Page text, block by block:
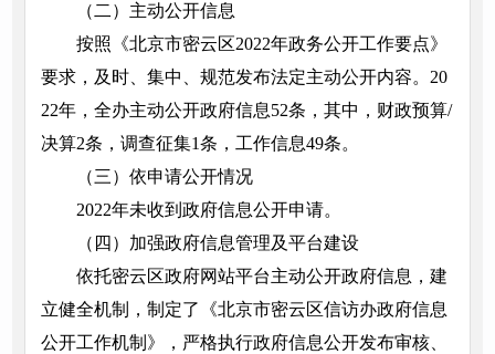
（二）主动公开信息
按照《北京市密云区2022年政务公开工作要点》
要求，及时、集中、规范发布法定主动公开内容。20
22年，全办主动公开政府信息52条，其中，财政预算/
决算2条，调查征集1条，工作信息49条。
（三）依申请公开情况
2022年未收到政府信息公开申请。
（四）加强政府信息管理及平台建设
依托密云区政府网站平台主动公开政府信息，建
立健全机制，制定了《北京市密云区信访办政府信息
公开工作机制》，严格执行政府信息公开发布审核、